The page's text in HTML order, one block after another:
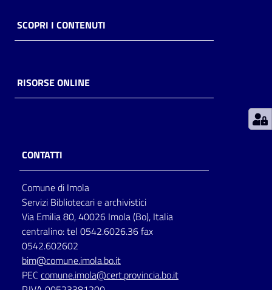
Archivio
Decentrate
lettura
Seguici
su
SCOPRI I CONTENUTI
RISORSE ONLINE
CONTATTI
Comune di Imola
Servizi Bibliotecari e archivistici
Via Emilia 80, 40026 Imola (Bo), Italia
centralino: tel 0542.6026.36 fax
0542.602602
bim@comune.imola.bo.it
PEC comune.imola@cert.provincia.bo.it